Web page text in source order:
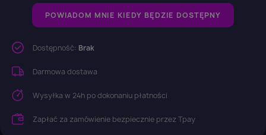
POWIADOM MNIE KIEDY BĘDZIE DOSTĘPNY
Dostępność: Brak
Darmowa dostawa
Wysyłka w 24h po dokonaniu płatności
Zapłać za zamówienie bezpiecznie przez Tpay